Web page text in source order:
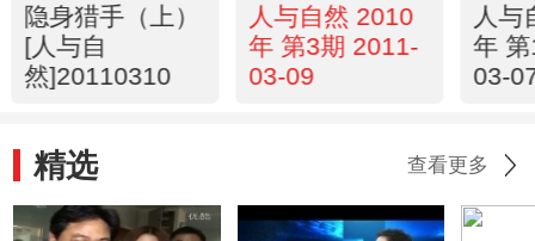
隐身猎手（上）
[人与自
然]20110310
人与自然 2010
年 第3期 2011-
03-09
人与
年
03-
精选 查看更多